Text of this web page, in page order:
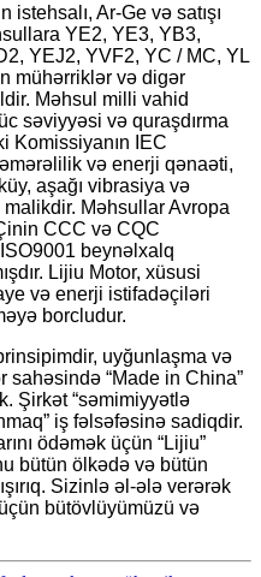
Ar-Ge və satışı
YE2, YE3, YB3,
YEJ2, YVF2, YC / MC, YL
mühərriklər və digər
Məhsul milli vahid
səviyyəsi və quraşdırma
Komissiyanın IEC
və enerji qənaəti,
aşağı vibrasiya və
Məhsullar Avropa
CCC və CQC
beynəlxalq
Lijiu Motor, xüsusi
və enerji istifadəçiləri
borcludur.
uyğunlaşma və
sahəsində “Made in China”
Şirkət “səmimiyyətlə
iş fəlsəfəsinə sadiqdir.
ödəmək üçün “Lijiu”
bütün ölkədə və bütün
Sizinlə əl-ələ verərək
bütövlüyümüzü və